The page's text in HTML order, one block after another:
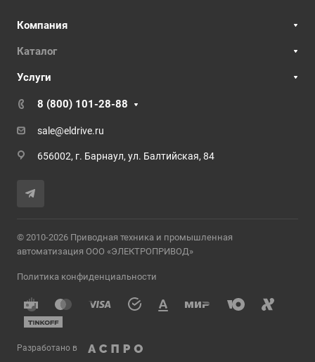
Компания
Каталог
Услуги
8 (800) 101-28-88
sale@eldrive.ru
656002, г. Барнаул, ул. Балтийская, 84
© 2010-2026 Приводная техника и промышленная
автоматизация ООО «ЭЛЕКТРОПРИВОД»
Политика конфиденциальности
Разработано в